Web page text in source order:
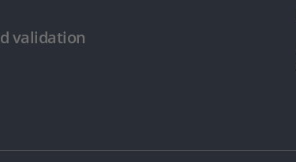
validation